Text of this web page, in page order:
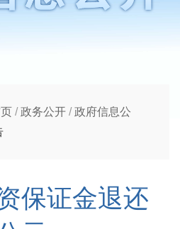
/政务公开 /政府信息公
保证金退还